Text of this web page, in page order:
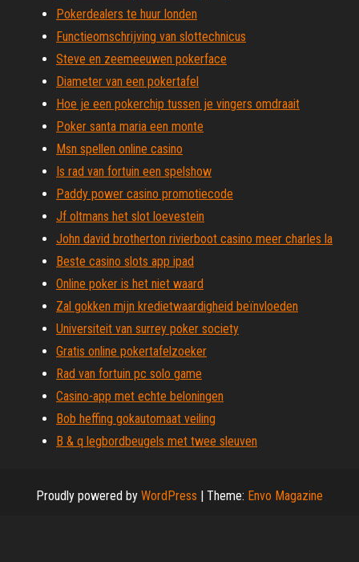
Pokerdealers te huur londen
Functieomschrijving van slottechnicus
Steve en zeemeeuwen pokerface
Diameter van een pokertafel
Hoe je een pokerchip tussen je vingers omdraait
Poker santa maria een monte
Msn spellen online casino
Is rad van fortuin een spelshow
Paddy power casino promotiecode
Jf oltmans het slot loevestein
John david brotherton rivierboot casino meer charles la
Beste casino slots app ipad
Online poker is het niet waard
Zal gokken mijn kredietwaardigheid beïnvloeden
Universiteit van surrey poker society
Gratis online pokertafelzoeker
Rad van fortuin pc solo game
Casino-app met echte beloningen
Bob heffing gokautomaat veiling
B & q legbordbeugels met twee sleuven
Proudly powered by WordPress | Theme: Envo Magazine